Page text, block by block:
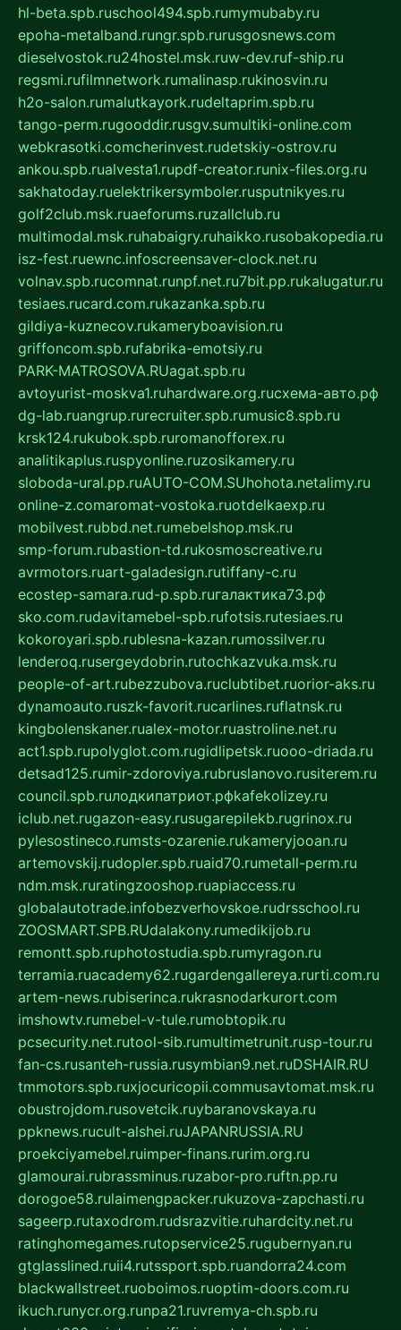
hl-beta.spb.ruschool494.spb.rumymubaby.ru
epoha-metalband.rungr.spb.rurusgosnews.com
dieselvostok.ru24hostel.msk.ruw-dev.ruf-ship.ru
regsmi.rufilmnetwork.rumalinasp.rukinosvin.ru
h2o-salon.rumalutkayork.rudeltaprim.spb.ru
tango-perm.rugooddir.rusgv.sumultiki-online.com
webkrasotki.comcherinvest.rudetskiy-ostrov.ru
ankou.spb.rualvesta1.rupdf-creator.runix-files.org.ru
sakhatoday.ruelektrikersymboler.rusputnikyes.ru
golf2club.msk.ruaeforums.ruzallclub.ru
multimodal.msk.ruhabaigry.ruhaikko.rusobakopedia.ru
isz-fest.ruewnc.infoscreensaver-clock.net.ru
volnav.spb.rucomnat.runpf.net.ru7bit.pp.rukalugatur.ru
tesiaes.rucard.com.rukazanka.spb.ru
gildiya-kuznecov.rukameryboavision.ru
griffoncom.spb.rufabrika-emotsiy.ru
PARK-MATROSOVA.RUagat.spb.ru
avtoyurist-moskva1.ruhardware.org.ruсхема-авто.рф
dg-lab.ruangrup.rurecruiter.spb.rumusic8.spb.ru
krsk124.rukubok.spb.ruromanofforex.ru
analitikaplus.ruspyonline.ruzosikamery.ru
sloboda-ural.pp.ruAUTO-COM.SUhohota.netalimy.ru
online-z.comaromat-vostoka.ruotdelkaexp.ru
mobilvest.rubbd.net.rumebelshop.msk.ru
smp-forum.rubastion-td.rukosmoscreative.ru
avrmotors.ruart-galadesign.rutiffany-c.ru
ecostep-samara.rud-p.spb.ruгалактика73.рф
sko.com.rudavitamebel-spb.rufotsis.rutesiaes.ru
kokoroyari.spb.rublesna-kazan.rumossilver.ru
lenderoq.rusergeydobrin.rutochkazvuka.msk.ru
people-of-art.rubezzubova.ruclubtibet.ruorior-aks.ru
dynamoauto.ruszk-favorit.rucarlines.ruflatnsk.ru
kingbolenskaner.rualex-motor.ruastroline.net.ru
act1.spb.rupolyglot.com.rugidlipetsk.ruooo-driada.ru
detsad125.rumir-zdoroviya.rubruslanovo.rusiterem.ru
council.spb.ruлодкипатриот.рфkafekolizey.ru
iclub.net.rugazon-easy.rusugarepilekb.rugrinox.ru
pylesostineco.rumsts-ozarenie.rukameryjooan.ru
artemovskij.rudopler.spb.ruaid70.rumetall-perm.ru
ndm.msk.ruratingzooshop.ruapiaccess.ru
globalautotrade.infobezverhovskoe.rudrsschool.ru
ZOOSMART.SPB.RUdalakony.rumedikijob.ru
remontt.spb.ruphotostudia.spb.rumyragon.ru
terramia.ruacademy62.rugardengallereya.rurti.com.ru
artem-news.rubiserinca.rukrasnodarkurort.com
imshowtv.rumebel-v-tule.rumobtopik.ru
pcsecurity.net.rutool-sib.rumultimetrunit.rusp-tour.ru
fan-cs.rusanteh-russia.rusymbian9.net.ruDSHAIR.RU
tmmotors.spb.ruxjocuricopii.commusavtomat.msk.ru
obustrojdom.rusovetcik.ruybaranovskaya.ru
ppknews.rucult-alshei.ruJAPANRUSSIA.RU
proekciyamebel.ruimper-finans.rurim.org.ru
glamourai.rubrassminus.ruzabor-pro.ruftn.pp.ru
dorogoe58.rulaimengpacker.rukuzova-zapchasti.ru
sageerp.rutaxodrom.rudsrazvitie.ruhardcity.net.ru
ratinghomegames.rutopservice25.rugubernyan.ru
gtglasslined.ruii4.rutssport.spb.ruandorra24.com
blackwallstreet.ruoboimos.ruoptim-doors.com.ru
ikuch.runycr.org.runpa21.ruvremya-ch.spb.ru